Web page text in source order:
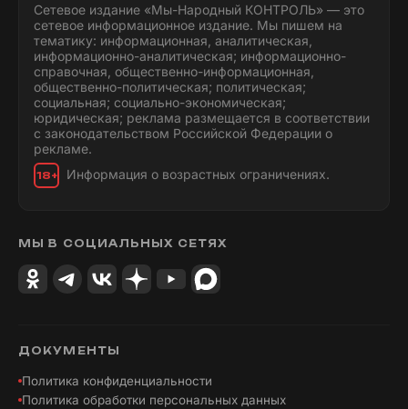
Сетевое издание «Мы-Народный КОНТРОЛЬ» — это
сетевое информационное издание. Мы пишем на
тематику: информационная, аналитическая,
информационно-аналитическая; информационно-
справочная, общественно-информационная,
общественно-политическая; политическая;
социальная; социально-экономическая;
юридическая; реклама размещается в соответствии
с законодательством Российской Федерации о
рекламе.
18+ Информация о возрастных ограничениях.
МЫ В СОЦИАЛЬНЫХ СЕТЯХ
ДОКУМЕНТЫ
Политика конфиденциальности
Политика обработки персональных данных